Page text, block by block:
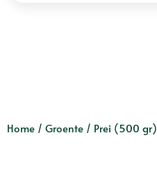
Home / Groente / Prei (500 gr)